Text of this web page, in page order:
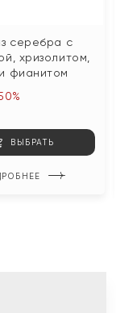
серебра с
хризолитом,
фианитом
ВЫБРАТЬ